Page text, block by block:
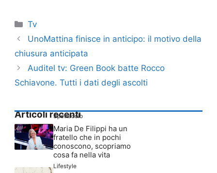
Categorie
Tv
UnoMattina finisce in anticipo: il motivo della
chiusura anticipata
Auditel tv: Green Book batte Rocco
Schiavone. Tutti i dati degli ascolti
Articoli recenti
Spettacolo
Maria De Filippi ha un
fratello che in pochi
conoscono, scopriamo
cosa fa nella vita
Lifestyle